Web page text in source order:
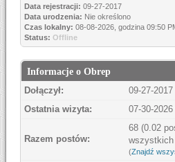
Data rejestracji: 09-27-2017
Data urodzenia: Nie określono
Czas lokalny: 08-08-2026, godzina 09:50
Status: Offline
Informacje o Obrep
Dołączył:
09-27-2017
Ostatnia wizyta:
07-30-
Razem postów:
68 (0.02
wszystkich
(Znajdź